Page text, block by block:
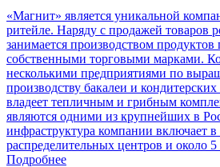
«Магнит» является уникальной
ритейле. Наряду с продажей товаров
занимается производством
собственными торговыми марками.
несколькими предприятиями по
производству бакалеи и
владеет тепличным и грибным
являются одними из крупнейших в
инфраструктура компании включает в
распределительных центров и около
Подробнее